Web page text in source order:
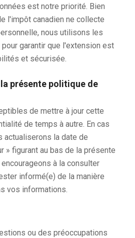
est notre priorité. Bien
l'impôt canadien ne collecte
nous utilisons les
garantir que l'extension est
et sécurisée.
présente politique de
de mettre à jour cette
de temps à autre. En cas
actualiserons la date de
» figurant au bas de la présente
à la consulter
informé(e) de la manière
vos informations.
ou des préoccupations